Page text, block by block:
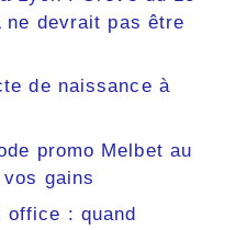
ne devrait pas être
de naissance à
promo Melbet au
gains
office : quand